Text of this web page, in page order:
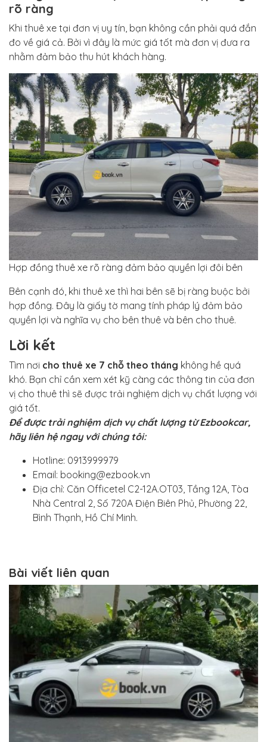
rõ ràng
Khi thuê xe tại đơn vị uy tín, bạn không cần phải quá đắn
đo về giá cả. Bởi vì đây là mức giá tốt mà đơn vị đưa ra
nhằm đảm bảo thu hút khách hàng.
Hợp đồng thuê xe rõ ràng đảm bảo quyền lợi đôi bên
Bên cạnh đó, khi thuê xe thì hai bên sẽ bị ràng buộc bởi
hợp đồng. Đây là giấy tờ mang tính pháp lý đảm bảo
quyền lợi và nghĩa vụ cho bên thuê và bên cho thuê.
Lời kết
Tìm nơi cho thuê xe 7 chỗ theo tháng không hề quá
khó. Bạn chỉ cần xem xét kỹ càng các thông tin của đơn
vị cho thuê thì sẽ được trải nghiệm dịch vụ chất lượng với
giá tốt.
Để được trải nghiệm dịch vụ chất lượng từ Ezbookcar,
hãy liên hệ ngay với chúng tôi:
Hotline: 0913999979
Email: booking@ezbook.vn
Địa chỉ: Căn Officetel C2-12A.OT03, Tầng 12A, Tòa
Nhà Central 2, Số 720A Điện Biên Phủ, Phường 22,
Bình Thạnh, Hồ Chí Minh.
Bài viết liên quan